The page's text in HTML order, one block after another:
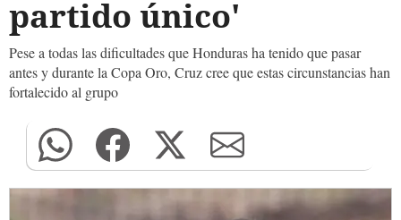
partido único'
Pese a todas las dificultades que Honduras ha tenido que pasar
antes y durante la Copa Oro, Cruz cree que estas circunstancias han
fortalecido al grupo